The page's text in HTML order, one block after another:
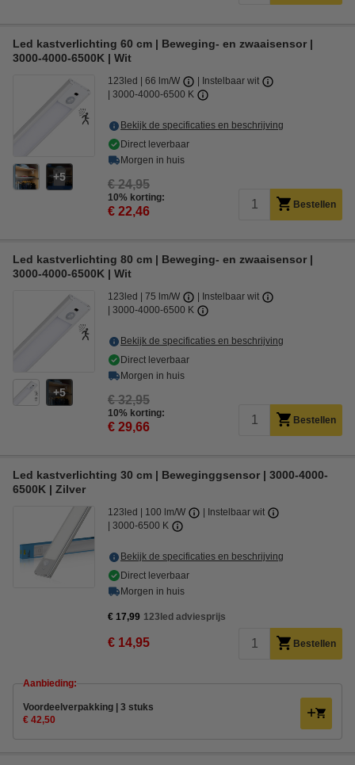
Led kastverlichting 60 cm | Beweging- en zwaaisensor |
3000-4000-6500K | Wit
5
123led 66 lm/W
Instelbaar wit
3000-4000-6500 K
Bekijk de specificaties en beschrijving
Direct leverbaar
Morgen in huis
€ 24,95
10% korting:
€ 22,46 Bestellen
Led kastverlichting 80 cm | Beweging- en zwaaisensor |
3000-4000-6500K | Wit
5
123led 75 lm/W
Instelbaar wit
3000-4000-6500 K
Bekijk de specificaties en beschrijving
Direct leverbaar
Morgen in huis
€ 32,95
10% korting:
€ 29,66 Bestellen
Led kastverlichting 30 cm | Beweginggsensor | 3000-4000-
6500K | Zilver
123led 100 lm/W
Instelbaar wit
3000-6500 K
Bekijk de specificaties en beschrijving
Direct leverbaar
Morgen in huis
€ 17,99 123led adviesprijs
€ 14,95 Bestellen
Aanbieding:
Voordeelverpakking | 3 stuks
€ 42,50